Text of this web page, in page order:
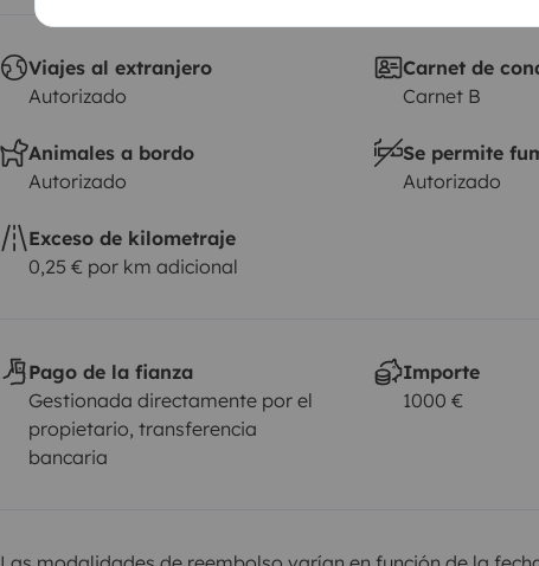
Viajes al extranjero
Autorizado
Carnet de
Carnet B
Animales a bordo
Autorizado
Se permite
Autorizado
Exceso de kilometraje
0,25 € por km adicional
Pago de la fianza
Gestionada directamente por el
propietario, transferencia
bancaria
Importe
1000 €